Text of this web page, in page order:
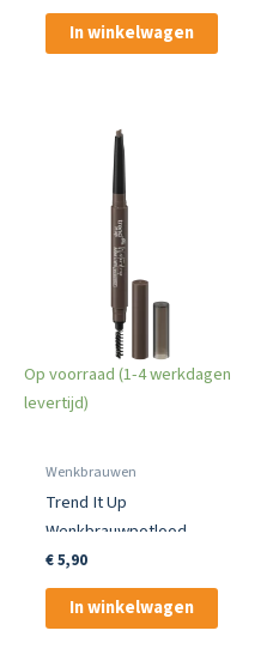
Donkerbruin
In winkelwagen
Op voorraad (1-4 werkdagen
levertijd)
Wenkbrauwen
Trend It Up
Wenkbrauwpotlood
Waterdrop Waterproof
020 Bruin
€5,90
In winkelwagen